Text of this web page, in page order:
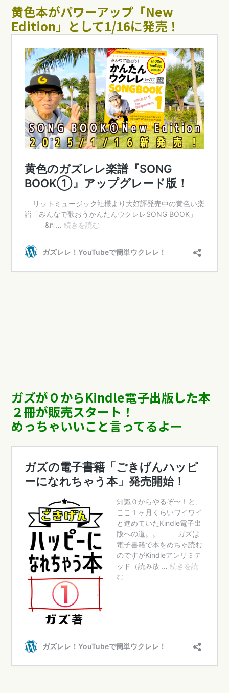
黄色本がパワーアップ「New
Edition」として1/16に発売！
ガズが０からKindle電子出版した本
２冊が販売スタート！
めっちゃいいこと言ってるよー